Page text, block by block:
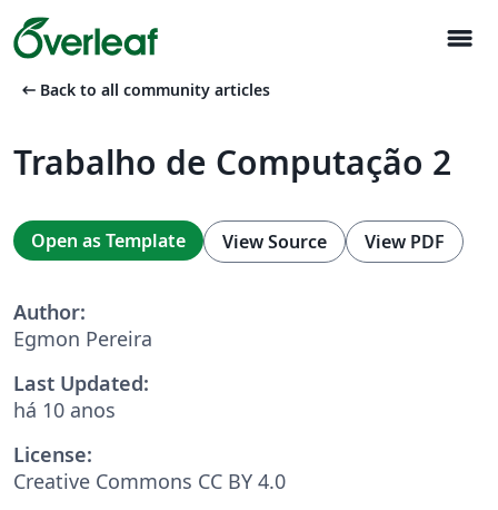
menu
arrow_left_alt Back to all community articles
Trabalho de Computação 2
Open as Template View Source View PDF
Author:
Egmon Pereira
Last Updated:
há 10 anos
License:
Creative Commons CC BY 4.0